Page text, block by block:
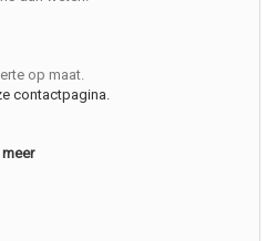
op maat.
contactpagina.